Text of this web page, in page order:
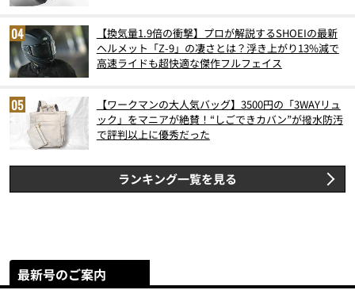
【換気量1.9倍の衝撃】プロが解説するSHOEIの最新
ヘルメット「Z-9」の凄さとは？浮き上がり13%減で
高速ライドも超快適な傑作フルフェイス
【ワークマンの大人気バッグ】3500円の「3WAYリュ
ック」をマニアが絶賛！“しごできカバン”が撥水防汚
で評判以上に優秀だった
ランキング一覧を見る
最新号のご案内